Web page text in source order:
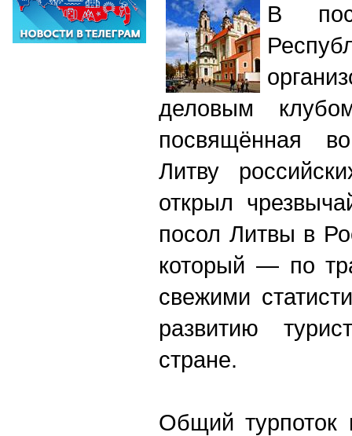
В
деловым
посвящённая
Литву
открыл
посол Литвы в
который — по
свежими
развитию
стране.
Общий турпоток